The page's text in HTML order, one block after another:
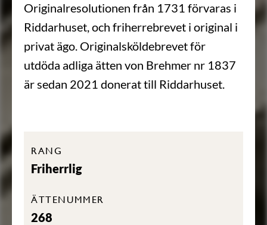
Originalresolutionen från 1731 förvaras i
Riddarhuset, och friherrebrevet i original i
privat ägo. Originalsköldebrevet för
utdöda adliga ätten von Brehmer nr 1837
är sedan 2021 donerat till Riddarhuset.
RANG
Friherrlig
ÄTTENUMMER
268